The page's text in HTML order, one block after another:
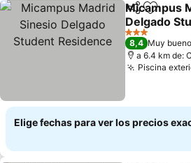
Compartir
Micampus
Delgado
Residence
Ver precios
3 Estrellas
8,4 Muy bueno
a 6.4 km de:
Piscina
Elige fechas para ver los precios